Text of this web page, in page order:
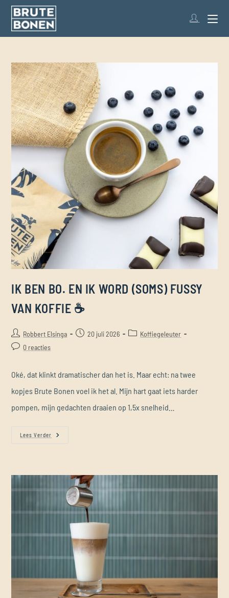
IK BEN BO. EN IK WORD (SOMS) FUSSY
VAN KOFFIE ☕
Robbert Elsinga 20 juli 2026
Koffiegeleuter
0 reacties
Oké, dat klinkt dramatischer dan het is. Maar echt: na twee
kopjes Brute Bonen voel ik het al. Mijn hart gaat iets harder
pompen, mijn gedachten draaien op 1,5x snelheid…
Lees Verder